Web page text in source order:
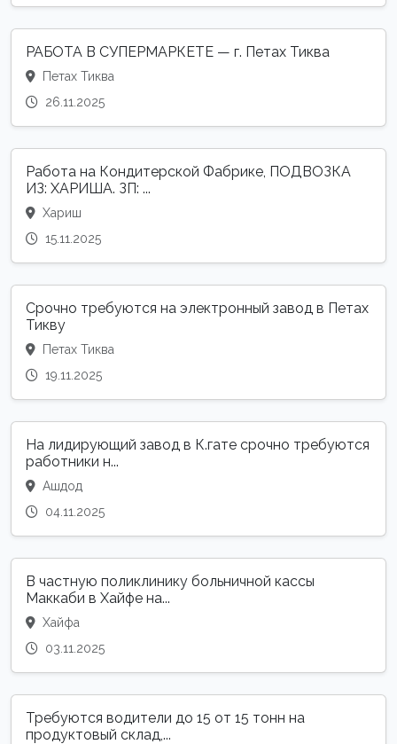
РАБОТА В СУПЕРМАРКЕТЕ — г. Петах Тиква
Петах Тиква
26.11.2025
Работа на Кондитерской Фабрике, ПОДВОЗКА
ИЗ: ХАРИША. ЗП: ...
Хариш
15.11.2025
Срочно требуются на электронный завод в Петах
Тикву
Петах Тиква
19.11.2025
На лидирующий завод в К.гате срочно требуются
работники н...
Ашдод
04.11.2025
В частную поликлинику больничной кассы
Маккаби в Хайфе на...
Хайфа
03.11.2025
Требуются водители до 15 от 15 тонн на
продуктовый склад,...